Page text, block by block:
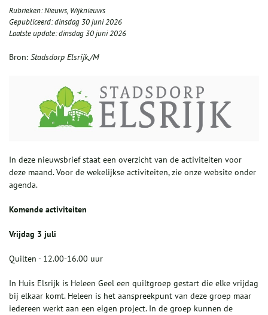
Rubrieken:Nieuws, Wijknieuws
Gepubliceerd:dinsdag 30 juni 2026
Laatste update:dinsdag 30 juni 2026
Bron: Stadsdorp Elsrijk,/M
In deze nieuwsbrief staat een overzicht van de activiteiten voor
deze maand. Voor de wekelijkse activiteiten, zie onze website onder
agenda.
Komende activiteiten
Vrijdag 3 juli
Quilten - 12.00-16.00 uur
In Huis Elsrijk is Heleen Geel een quiltgroep gestart die elke vrijdag
bij elkaar komt. Heleen is het aanspreekpunt van deze groep maar
iedereen werkt aan een eigen project. In de groep kunnen de